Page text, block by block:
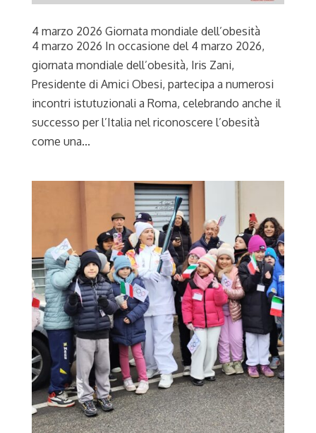
4 marzo 2026 Giornata mondiale dell’obesità
4 marzo 2026 In occasione del 4 marzo 2026,
giornata mondiale dell’obesità, Iris Zani,
Presidente di Amici Obesi, partecipa a numerosi
incontri istutuzionali a Roma, celebrando anche il
successo per l’Italia nel riconoscere l’obesità
come una...